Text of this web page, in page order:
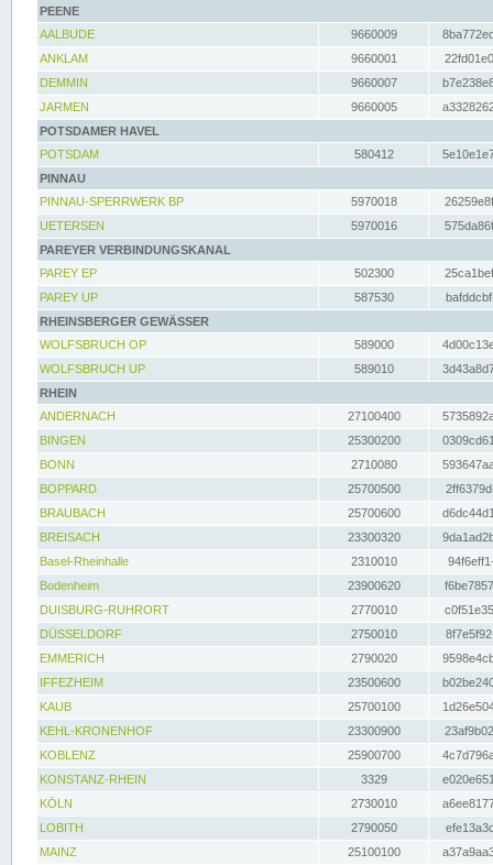
PEENE
AALBUDE
9660009
ANKLAM
9660001
DEMMIN
9660007
JARMEN
9660005
POTSDAMER HAVEL
POTSDAM
580412
PINNAU
PINNAU-SPERRWERK BP
5970018
UETERSEN
5970016
PAREYER VERBINDUNGSKANAL
PAREY EP
502300
PAREY UP
587530
RHEINSBERGER GEWÄSSER
WOLFSBRUCH OP
589000
WOLFSBRUCH UP
589010
RHEIN
ANDERNACH
27100400
BINGEN
25300200
BONN
2710080
BOPPARD
25700500
BRAUBACH
25700600
BREISACH
23300320
Basel-Rheinhalle
2310010
Bodenheim
23900620
DUISBURG-RUHRORT
2770010
DÜSSELDORF
2750010
EMMERICH
2790020
IFFEZHEIM
23500600
KAUB
25700100
KEHL-KRONENHOF
23300900
KOBLENZ
25900700
KONSTANZ-RHEIN
3329
KÖLN
2730010
LOBITH
2790050
MAINZ
25100100